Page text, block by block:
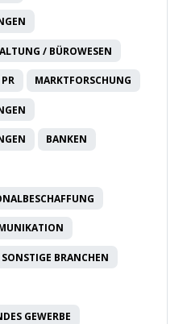
/ BÜROWESEN
MARKTFORSCHUNG
BANKEN
SONSTIGE BRANCHEN
GEWERBE